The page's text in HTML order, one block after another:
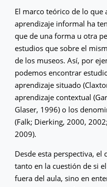
El marco teórico de lo
aprendizaje informal ha
que de una forma u otra
estudios que sobre el
de los museos. Así, por
podemos encontrar
aprendizaje situado
aprendizaje contextual
Glaser, 1996) o los
(Falk; Dierking, 2000,
2009).
Desde esta perspectiva, el
tanto en la cuestión de si
fuera del aula, sino en